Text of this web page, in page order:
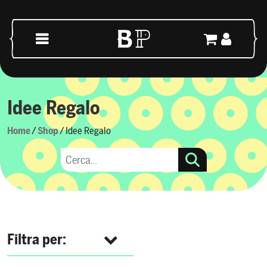
Navigazione principale
Idee Regalo
Home/Shop/ Idee Regalo
Filtra per: